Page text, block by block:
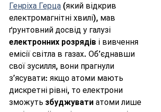
Генріха Герца (який відкрив
електромагнітні хвилі), мав
ґрунтовний досвід у галузі
електронних розрядів і вивчення
емісії світла в газах. Об’єднавши
свої зусилля, вони прагнули
з’ясувати: якщо атоми мають
дискретні рівні, то електрони
зможуть збуджувати атоми лише